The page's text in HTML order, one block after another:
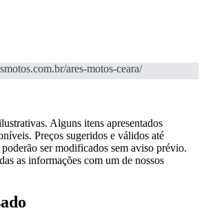
ares-motos-ceara/
Alguns itens apresentados
Preços sugeridos e válidos até
ser modificados sem aviso prévio.
as informações com um de nossos